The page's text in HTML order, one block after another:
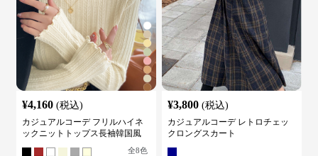
¥4,160 (税込)
カジュアルコーデ フリルハイネ
ックニットトップス長袖韓国風
全8色
¥3,800 (税込)
カジュアルコーデ レトロチェッ
クロングスカート